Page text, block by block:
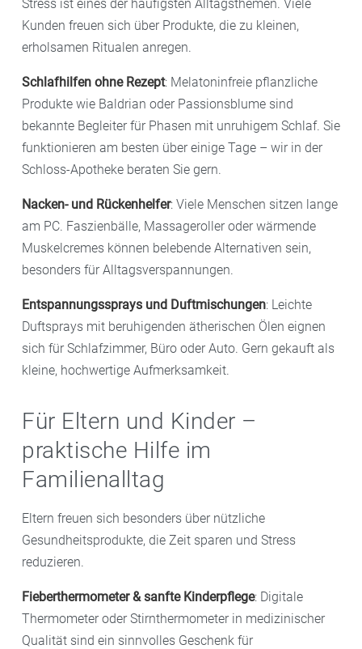
Stress ist eines der häufigsten Alltagsthemen. Viele
Kunden freuen sich über Produkte, die zu kleinen,
erholsamen Ritualen anregen.
Schlafhilfen ohne Rezept: Melatoninfreie pflanzliche
Produkte wie Baldrian oder Passionsblume sind
bekannte Begleiter für Phasen mit unruhigem Schlaf. Sie
funktionieren am besten über einige Tage – wir in der
Schloss-Apotheke beraten Sie gern.
Nacken- und Rückenhelfer: Viele Menschen sitzen lange
am PC. Faszienbälle, Massageroller oder wärmende
Muskelcremes können belebende Alternativen sein,
besonders für Alltagsverspannungen.
Entspannungssprays und Duftmischungen: Leichte
Duftsprays mit beruhigenden ätherischen Ölen eignen
sich für Schlafzimmer, Büro oder Auto. Gern gekauft als
kleine, hochwertige Aufmerksamkeit.
Für Eltern und Kinder –
praktische Hilfe im
Familienalltag
Eltern freuen sich besonders über nützliche
Gesundheitsprodukte, die Zeit sparen und Stress
reduzieren.
Fieberthermometer & sanfte Kinderpflege: Digitale
Thermometer oder Stirnthermometer in medizinischer
Qualität sind ein sinnvolles Geschenk für